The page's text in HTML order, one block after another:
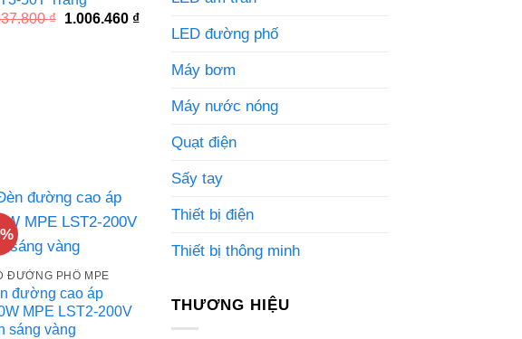
₫
Giá
1.006.460 ₫Giá
1.006.460 ₫.
ĐƯỜNG PHỐ MPE
đường cao áp
MPE LST2-200V
sáng vàng
LED đường phố
Máy bơm
Máy nước nóng
Quạt điện
Sấy tay
Thiết bị điện
Thiết bị thông minh
THƯƠNG HIỆU